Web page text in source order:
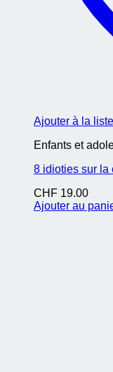
Ajouter à la
Enfants et
8 idioties sur la
CHF 19.00
Ajouter au